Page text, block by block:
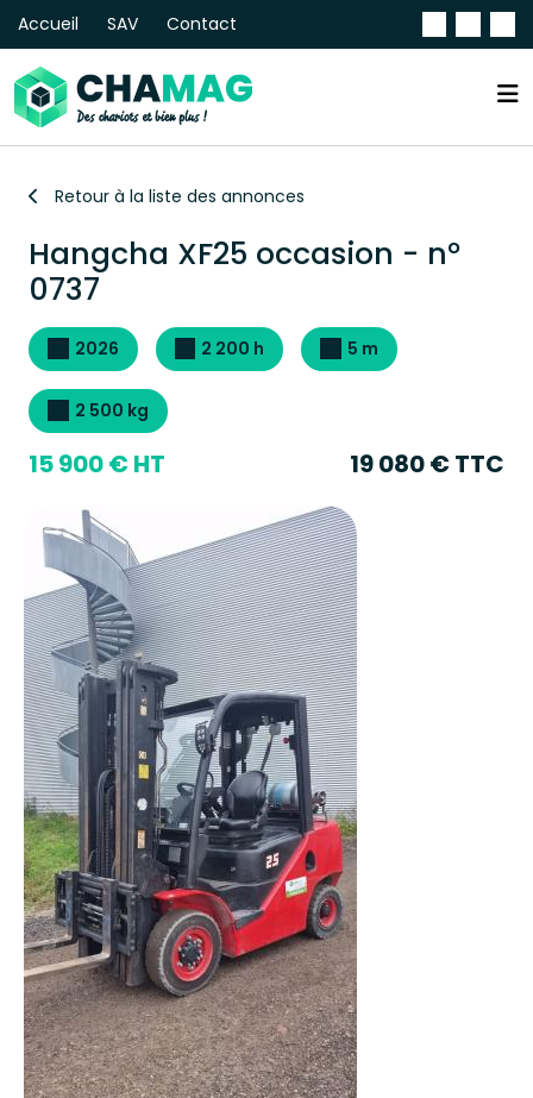
Accueil SAV Contact
Retour à la liste des annonces
Hangcha XF25 occasion - n°
0737
2026 2 200 h 5 m
2 500 kg
15 900 € HT 19 080 € TTC